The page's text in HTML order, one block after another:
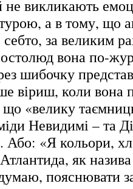
викликають
а в тому, що
себто, за великим
вона по-
шибочку
віриш, коли вона
«велику
Невидимі – та
Або: «Я кольори,
як назива
пояснювати